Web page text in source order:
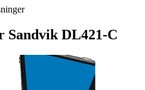
DL421-C